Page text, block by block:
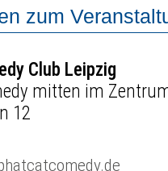
zum
Club Leipzig
mitten im
12